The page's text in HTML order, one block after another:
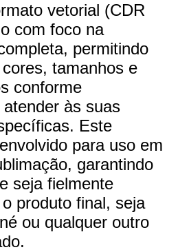
vetorial (CDR
com foco na
permitindo
tamanhos e
conforme
às suas
Este
para uso em
garantindo
seja fielmente
produto final, seja
ou qualquer outro